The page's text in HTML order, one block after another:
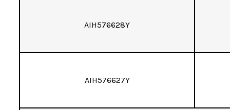
AIH576628Y
AIH576627Y